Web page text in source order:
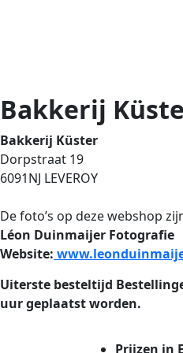
Bakkerij
Bakkerij Küster
Dorpstraat 19
6091NJ LEVEROY
De foto’s op deze webshop
Léon Duinmaijer Fotografie
Website:
Uiterste besteltijd
uur geplaatst worden.
Prijzen in